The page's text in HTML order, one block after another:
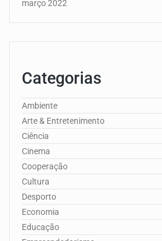
março 2022
Categorias
Ambiente
Arte & Entretenimento
Ciência
Cinema
Cooperação
Cultura
Desporto
Economia
Educação